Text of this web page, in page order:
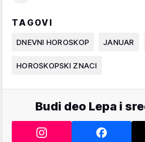
TAGOVI
DNEVNI HOROSKOP JANUAR
HOROSKOPSKI ZNACI
Budi deo Lepa i